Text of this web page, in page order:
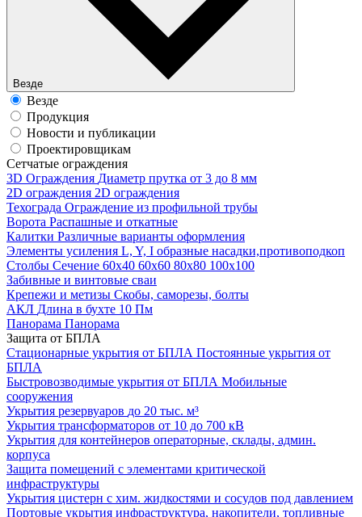
Везде
Везде
Продукция
Новости и публикации
Проектировщикам
Cетчатые ограждения
3D Ограждения Диаметр прутка от 3 до 8 мм
2D ограждения 2D ограждения
Техограда Ограждение из профильной трубы
Ворота Распашные и откатные
Калитки Различные варианты оформления
Элементы усиления L, Y, I образные насадки,противоподкоп
Столбы Сечение 60х40 60х60 80х80 100х100
Забивные и винтовые сваи
Крепежи и метизы Скобы, саморезы, болты
АКЛ Длина в бухте 10 Пм
Панорама Панорама
Защита от БПЛА
Стационарные укрытия от БПЛА Постоянные укрытия от
БПЛА
Быстровозводимые укрытия от БПЛА Мобильные
сооружения
Укрытия резервуаров до 20 тыс. м³
Укрытия трансформаторов от 10 до 700 кВ
Укрытия для контейнеров операторные, склады, админ.
корпуса
Защита помещений с элементами критической
инфраструктуры
Укрытия цистерн с хим. жидкостями и сосудов под давлением
Портовые укрытия инфраструктура, накопители, топливные